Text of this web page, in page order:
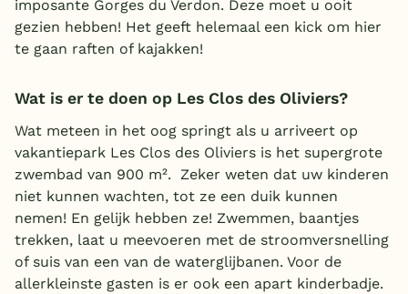
Onze e-boeken
imposante Gorges du Verdon. Deze moet u ooit
gezien hebben! Het geeft helemaal een kick om hier
te gaan raften of kajakken!
Wat is er te doen op Les Clos des Oliviers?
Wat meteen in het oog springt als u arriveert op
vakantiepark Les Clos des Oliviers is het supergrote
zwembad van 900 m². Zeker weten dat uw kinderen
niet kunnen wachten, tot ze een duik kunnen
nemen! En gelijk hebben ze! Zwemmen, baantjes
trekken, laat u meevoeren met de stroomversnelling
of suis van een van de waterglijbanen. Voor de
allerkleinste gasten is er ook een apart kinderbadje.